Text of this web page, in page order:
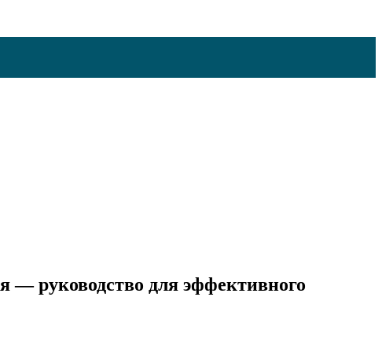
— руководство для эффективного